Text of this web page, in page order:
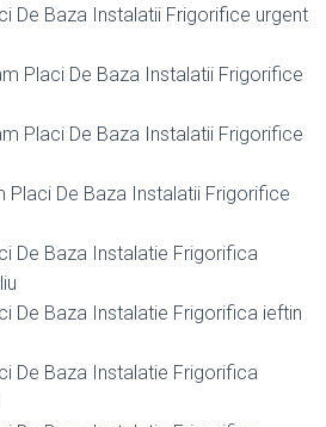
De Baza Instalatii Frigorifice urgent
Placi De Baza Instalatii Frigorifice
Placi De Baza Instalatii Frigorifice
Placi De Baza Instalatii Frigorifice
De Baza Instalatie Frigorifica
De Baza Instalatie Frigorifica ieftin
De Baza Instalatie Frigorifica